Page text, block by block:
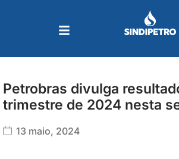
Petrobras divulga
trimestre de 2024 nesta
13 maio, 2024